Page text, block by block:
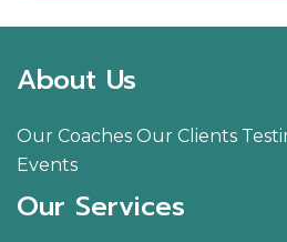
About Us
Our Coaches Our Clients
Events
Our Services